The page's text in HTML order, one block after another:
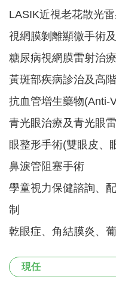
LASIK近視老花散光
視網膜剝離顯微手術
糖尿病視網膜雷射治
黃斑部疾病診治及高
抗血管增生藥物(Anti-
青光眼治療及青光眼
眼整形手術(雙眼皮、
鼻淚管阻塞手術
學童視力保健諮詢、
制
乾眼症、角結膜炎、
現任